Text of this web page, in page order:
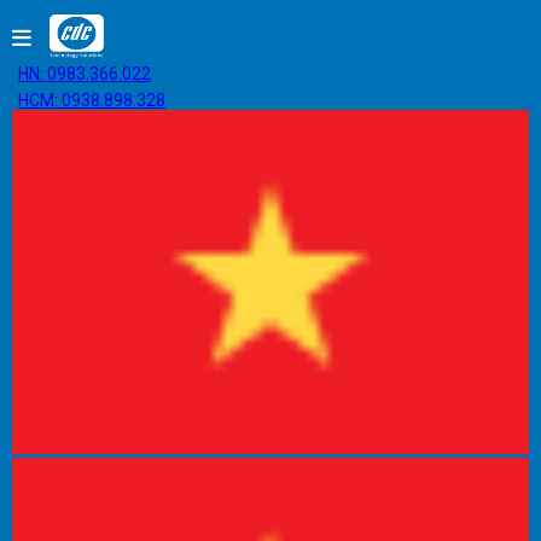
HN: 0983.366.022
HCM: 0938.898.328